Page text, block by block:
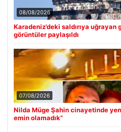
08/08/2026
Karadeniz’deki saldırıya uğrayan
görüntüler paylaşıldı
07/08/2026
Nilda Müge Şahin cinayetinde
emin olamadık”